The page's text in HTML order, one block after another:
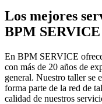
Los mejores
BPM SERVICE
En BPM SERVICE
con más de 20 años de
general. Nuestro taller se
forma parte de la red de
calidad de nuestros